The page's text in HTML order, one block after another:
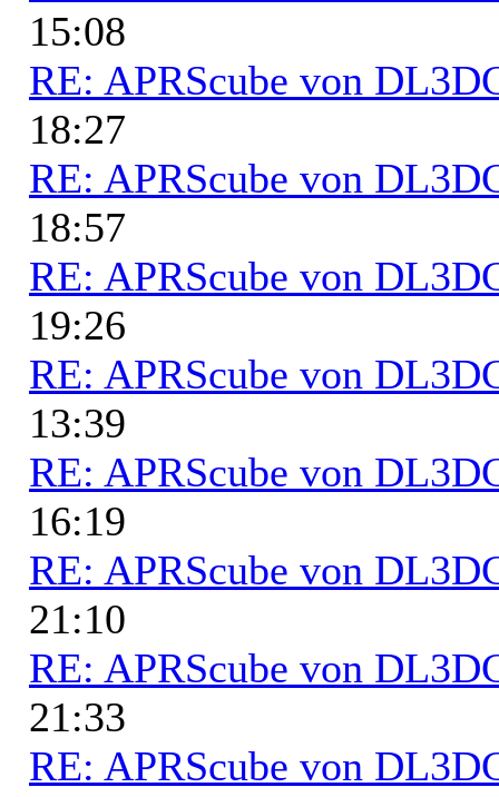
15:08
RE: APRScube von
18:27
RE: APRScube von
18:57
RE: APRScube von
19:26
RE: APRScube von
13:39
RE: APRScube von
16:19
RE: APRScube von
21:10
RE: APRScube von
21:33
RE: APRScube von